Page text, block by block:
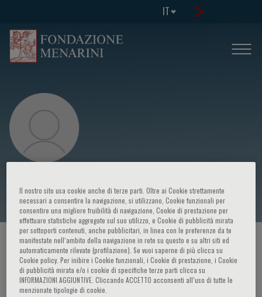
IT
Vittorio Lingiardi
HOME PAGE / CORSI ED EVENTI / RELATORE
Il nostro sito usa cookie anche di terze parti. Oltre ai Cookie strettamente
necessari a consentire la navigazione, si utilizzano, Cookie funzionali per
consentire una migliore fruibilità di navigazione, Cookie di prestazione per
effettuare statistiche aggregate sul suo utilizzo, e Cookie di pubblicità mirata
per sottoporti contenuti, anche pubblicitari, in linea con le preferenze da te
manifestate nell‘ambito della navigazione in rete su questo e su altri siti ed
automaticamente rilevate (profilazione). Se vuoi saperne di più clicca su
Cookie policy. Per inibire i Cookie funzionali, i Cookie di prestazione, i Cookie
di pubblicità mirata e/o i cookie di specifiche terze parti clicca su
INFORMAZIONI AGGIUNTIVE. Cliccando ACCETTO acconsenti all’uso di tutte le
menzionate tipologie di cookie.